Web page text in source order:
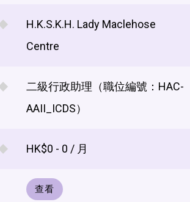
H.K.S.K.H. Lady Maclehose
Centre
二級行政助理（職位編號：HAC-
AAII_ICDS）
HK$0 - 0 / 月
查看